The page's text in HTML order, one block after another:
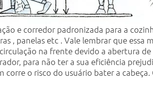
e corredor padronizada para a
, panelas etc . Vale lembrar que
na frente devido a abertura
para não ter a sua eficiência
corre o risco do usuário bater a